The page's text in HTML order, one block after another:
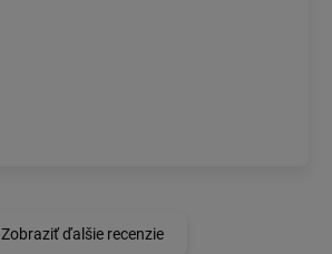
Zobraziť ďalšie recenzie